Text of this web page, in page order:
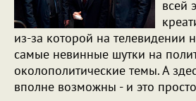
всей
из-за которой на
самые невинные шутки на
околополитические темы. А
вполне возможны - и это